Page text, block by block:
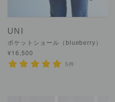
UNI
ポケットショール（blueberry）
¥16,500
5件